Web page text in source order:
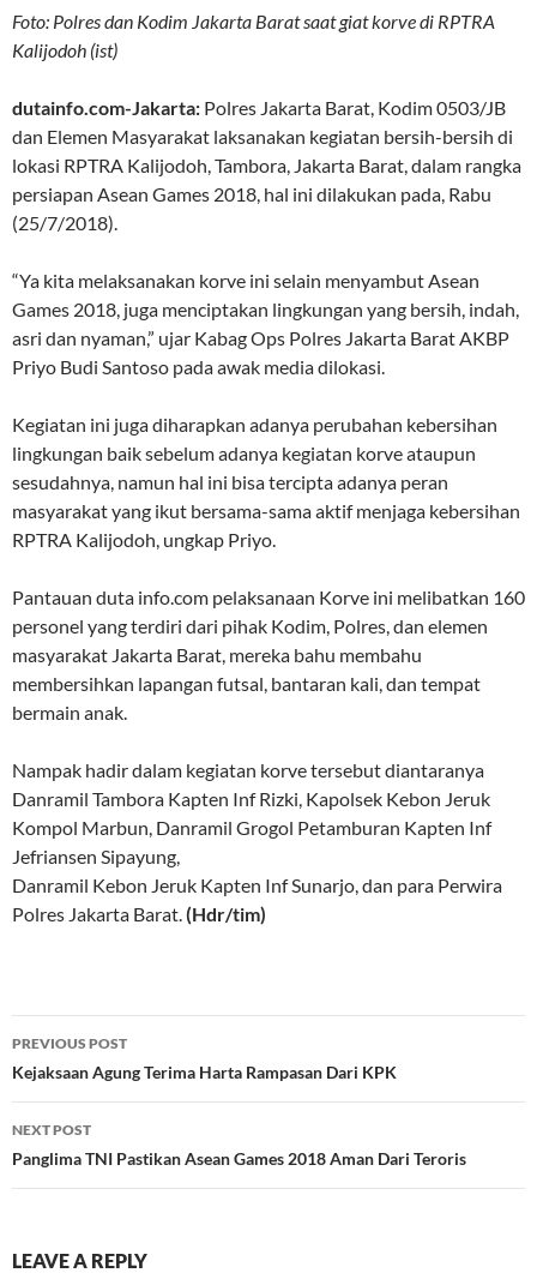
Foto: Polres dan Kodim Jakarta Barat saat giat korve di RPTRA
Kalijodoh (ist)
dutainfo.com-Jakarta: Polres Jakarta Barat, Kodim 0503/JB
dan Elemen Masyarakat laksanakan kegiatan bersih-bersih di
lokasi RPTRA Kalijodoh, Tambora, Jakarta Barat, dalam rangka
persiapan Asean Games 2018, hal ini dilakukan pada, Rabu
(25/7/2018).
“Ya kita melaksanakan korve ini selain menyambut Asean
Games 2018, juga menciptakan lingkungan yang bersih, indah,
asri dan nyaman,” ujar Kabag Ops Polres Jakarta Barat AKBP
Priyo Budi Santoso pada awak media dilokasi.
Kegiatan ini juga diharapkan adanya perubahan kebersihan
lingkungan baik sebelum adanya kegiatan korve ataupun
sesudahnya, namun hal ini bisa tercipta adanya peran
masyarakat yang ikut bersama-sama aktif menjaga kebersihan
RPTRA Kalijodoh, ungkap Priyo.
Pantauan duta info.com pelaksanaan Korve ini melibatkan 160
personel yang terdiri dari pihak Kodim, Polres, dan elemen
masyarakat Jakarta Barat, mereka bahu membahu
membersihkan lapangan futsal, bantaran kali, dan tempat
bermain anak.
Nampak hadir dalam kegiatan korve tersebut diantaranya
Danramil Tambora Kapten Inf Rizki, Kapolsek Kebon Jeruk
Kompol Marbun, Danramil Grogol Petamburan Kapten Inf
Jefriansen Sipayung,
Danramil Kebon Jeruk Kapten Inf Sunarjo, dan para Perwira
Polres Jakarta Barat.(Hdr/tim)
Post
navigation
PREVIOUS POST
Kejaksaan Agung Terima Harta Rampasan Dari KPK
NEXT POST
Panglima TNI Pastikan Asean Games 2018 Aman Dari Teroris
LEAVE A REPLY